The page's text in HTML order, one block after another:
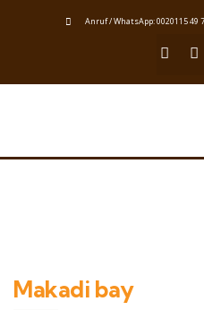
Anruf / WhatsApp: 0020115 49
Makadi bay